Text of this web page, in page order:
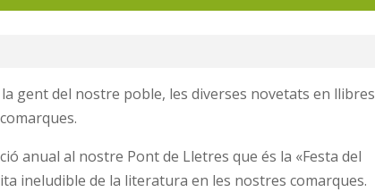
gent del nostre poble, les diverses novetats en llibres
anual al nostre Pont de Lletres que és la «Festa del
ineludible de la literatura en les nostres comarques.